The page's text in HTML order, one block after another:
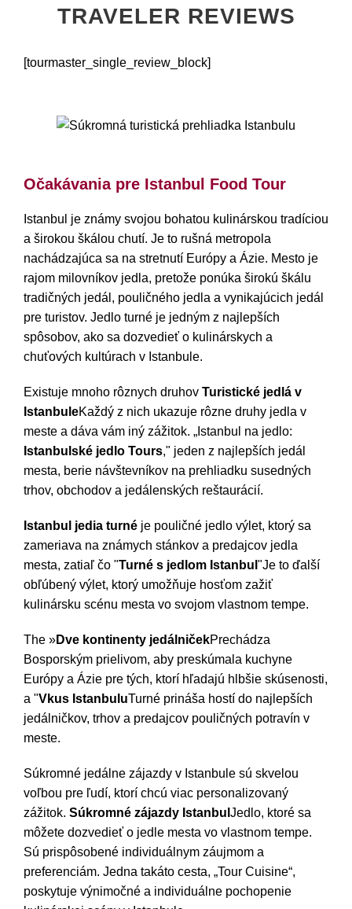
TRAVELER REVIEWS
[tourmaster_single_review_block]
Očakávania pre Istanbul Food Tour
Istanbul je známy svojou bohatou kulinárskou tradíciou
a širokou škálou chutí. Je to rušná metropola
nachádzajúca sa na stretnutí Európy a Ázie. Mesto je
rajom milovníkov jedla, pretože ponúka širokú škálu
tradičných jedál, pouličného jedla a vynikajúcich jedál
pre turistov. Jedlo turné je jedným z najlepších
spôsobov, ako sa dozvedieť o kulinárskych a
chuťových kultúrach v Istanbule.
Existuje mnoho rôznych druhov Turistické jedlá v
IstanbuleKaždý z nich ukazuje rôzne druhy jedla v
meste a dáva vám iný zážitok. „Istanbul na jedlo:
Istanbulské jedlo Tours," jeden z najlepších jedál
mesta, berie návštevníkov na prehliadku susedných
trhov, obchodov a jedálenských reštaurácií.
Istanbul jedia turné je pouličné jedlo výlet, ktorý sa
zameriava na známych stánkov a predajcov jedla
mesta, zatiaľ čo "Turné s jedlom Istanbul "Je to ďalší
obľúbený výlet, ktorý umožňuje hosťom zažiť
kulinársku scénu mesta vo svojom vlastnom tempe.
The »Dve kontinenty jedálničekPrechádza
Bosporským prielivom, aby preskúmala kuchyne
Európy a Ázie pre tých, ktorí hľadajú hlbšie skúsenosti,
a "Vkus IstanbuluTurné prináša hostí do najlepších
jedálničkov, trhov a predajcov pouličných potravín v
meste.
Súkromné jedálne zájazdy v Istanbule sú skvelou
voľbou pre ľudí, ktorí chcú viac personalizovaný
zážitok. Súkromné zájazdy Istanbul Jedlo, ktoré sa
môžete dozvedieť o jedle mesta vo vlastnom tempe.
Sú prispôsobené individuálnym záujmom a
preferenciám. Jedna takáto cesta, „Tour Cuisine“,
poskytuje výnimočné a individuálne pochopenie